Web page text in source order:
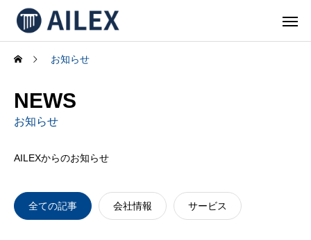
お知らせ
NEWS
お知らせ
AILEXからのお知らせ
全ての記事 会社情報 サービス